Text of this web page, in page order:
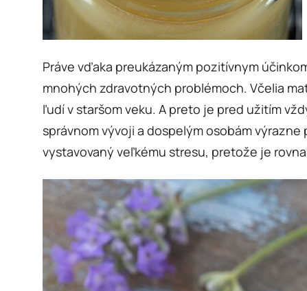
Práve vďaka preukázaným pozitívnym
mnohých zdravotných problémoch. Včelia
ľudí v staršom veku. A preto je pred užitím
správnom vývoji a dospelým osobám
vystavovaný veľkému stresu, pretože je